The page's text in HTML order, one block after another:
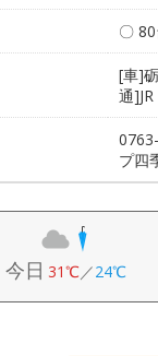
〇
[車]
通
プ四
今日 31℃／24℃